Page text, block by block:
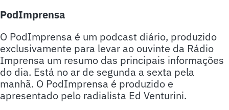
PodImprensa
O PodImprensa é um podcast diário, produzido
exclusivamente para levar ao ouvinte da Rádio
Imprensa um resumo das principais informações
do dia. Está no ar de segunda a sexta pela
manhã. O PodImprensa é produzido e
apresentado pelo radialista Ed Venturini.